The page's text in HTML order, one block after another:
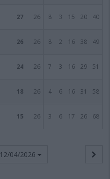
27 26 8 3 15 20 40
26 26 8 2 16 38 49
24 26 7 3 16 29 51
18 26 4 6 16 31 58
15 26 3 6 17 26 68
12/04/2026